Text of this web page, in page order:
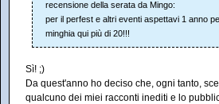
recensione della serata da Mingo:
per il perfest e altri eventi aspettavi 1 anno
minghia qui più di 20!!!
Sì! ;)
Da quest'anno ho deciso che, ogni tanto,
qualcuno dei miei racconti inediti e lo